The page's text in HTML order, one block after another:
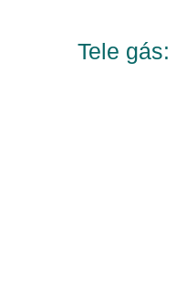
Tele gás: